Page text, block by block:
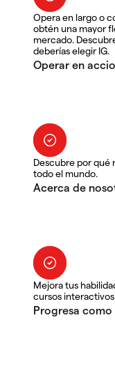
Opera en largo o
obtén una mayor
mercado.
deberías elegir IG.
Descubre por qué
todo el mundo.
Mejora tus
cursos